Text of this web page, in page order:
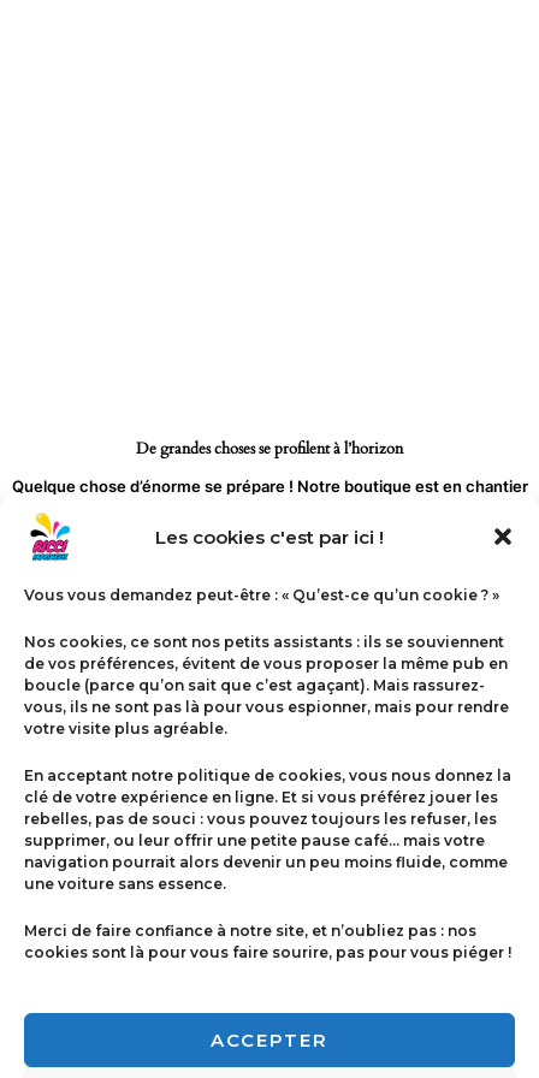
Les cookies c'est par ici !
Vous vous demandez peut-être : « Qu’est-ce qu’un cookie ? »
Nos cookies, ce sont nos petits assistants : ils se souviennent
de vos préférences, évitent de vous proposer la même pub en
boucle (parce qu’on sait que c’est agaçant). Mais rassurez-
vous, ils ne sont pas là pour vous espionner, mais pour rendre
votre visite plus agréable.
En acceptant notre politique de cookies, vous nous donnez la
clé de votre expérience en ligne. Et si vous préférez jouer les
rebelles, pas de souci : vous pouvez toujours les refuser, les
supprimer, ou leur offrir une petite pause café… mais votre
navigation pourrait alors devenir un peu moins fluide, comme
une voiture sans essence.
Merci de faire confiance à notre site, et n’oubliez pas : nos
cookies sont là pour vous faire sourire, pas pour vous piéger !
ACCEPTER
De grandes choses se profilent à l’horizon
Quelque chose d’énorme se prépare ! Notre boutique est en chantier
Contact
Politique de cookies